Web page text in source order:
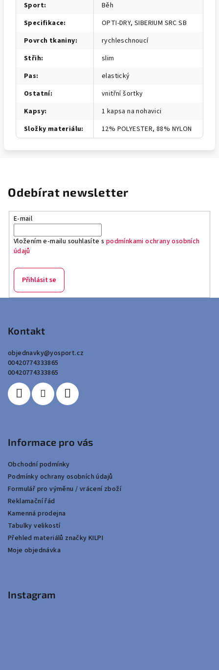
Sport:
Běh
Specifikace:
OPTI-DRY, SIBERIUM SRC SB
Povrch tkaniny:
rychleschnoucí
Střih:
slim
Pas:
elastický
Ostatní:
vnitřní šortky
Kapsy:
1 kapsa na nohavici
Složky materiálu: 12% POLYESTER, 88% NYLON
Odebírat newsletter
E-mail
Vložením e-mailu souhlasíte s podmínkami ochrany osobních
údajů
Přihlásit se
Kontakt
objednavky@yosport.cz
00420774333865
00420774333865
Informace pro vás
Obchodní podmínky
Podmínky ochrany osobních údajů
Formulář pro výměnu / vrácení zboží
Reklamační řád
Kamenná prodejna
Tabulky velikostí
Přehled materiálů značky KILPI
Moje objednávka
Instagram